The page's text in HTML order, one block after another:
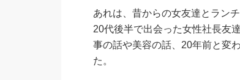
あれは、昔からの女友達とラン
20代後半で出会った女性社長友
事の話や美容の話、20年前と変
た。